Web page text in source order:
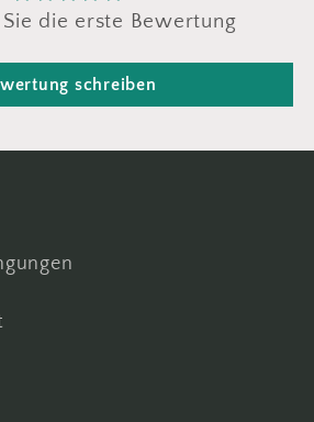
die erste Bewertung
schreiben